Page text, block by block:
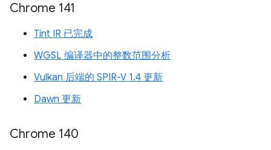
Chrome 141
Tint IR 已完成
WGSL 编译器中的整数范围分析
Vulkan 后端的 SPIR-V 1.4 更新
Dawn 更新
Chrome 140